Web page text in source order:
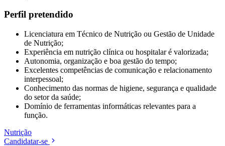
Perfil pretendido
Licenciatura em Técnico de Nutrição ou Gestão de Unidade
de Nutrição;
Experiência em nutrição clínica ou hospitalar é valorizada;
Autonomia, organização e boa gestão do tempo;
Excelentes competências de comunicação e relacionamento
interpessoal;
Conhecimento das normas de higiene, segurança e qualidade
do setor da saúde;
Domínio de ferramentas informáticas relevantes para a
função.
Nutrição
Candidatar-se